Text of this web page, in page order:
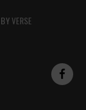
VERSE